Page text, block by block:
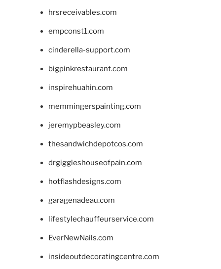
hrsreceivables.com
empconst1.com
cinderella-support.com
bigpinkrestaurant.com
inspirehuahin.com
memmingerspainting.com
jeremypbeasley.com
thesandwichdepotcos.com
drgiggleshouseofpain.com
hotflashdesigns.com
garagenadeau.com
lifestylechauffeurservice.com
EverNewNails.com
insideoutdecoratingcentre.com